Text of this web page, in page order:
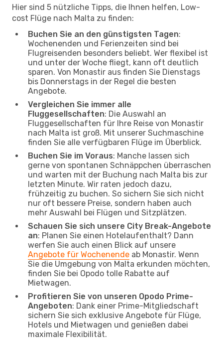
Hier sind 5 nützliche Tipps, die Ihnen helfen, Low-
cost Flüge nach Malta zu finden:
Buchen Sie an den günstigsten Tagen:
Wochenenden und Ferienzeiten sind bei
Flugreisenden besonders beliebt. Wer flexibel ist
und unter der Woche fliegt, kann oft deutlich
sparen. Von Monastir aus finden Sie Dienstags
bis Donnerstags in der Regel die besten
Angebote.
Vergleichen Sie immer alle
Fluggesellschaften: Die Auswahl an
Fluggesellschaften für Ihre Reise von Monastir
nach Malta ist groß. Mit unserer Suchmaschine
finden Sie alle verfügbaren Flüge im Überblick.
Buchen Sie im Voraus: Manche lassen sich
gerne von spontanen Schnäppchen überraschen
und warten mit der Buchung nach Malta bis zur
letzten Minute. Wir raten jedoch dazu,
frühzeitig zu buchen. So sichern Sie sich nicht
nur oft bessere Preise, sondern haben auch
mehr Auswahl bei Flügen und Sitzplätzen.
Schauen Sie sich unsere City Break-Angebote
an: Planen Sie einen Hotelaufenthalt? Dann
werfen Sie auch einen Blick auf unsere
Angebote für Wochenende ab Monastir. Wenn
Sie die Umgebung von Malta erkunden möchten,
finden Sie bei Opodo tolle Rabatte auf
Mietwagen.
Profitieren Sie von unseren Opodo Prime-
Angeboten: Dank einer Prime-Mitgliedschaft
sichern Sie sich exklusive Angebote für Flüge,
Hotels und Mietwagen und genießen dabei
maximale Flexibilität.